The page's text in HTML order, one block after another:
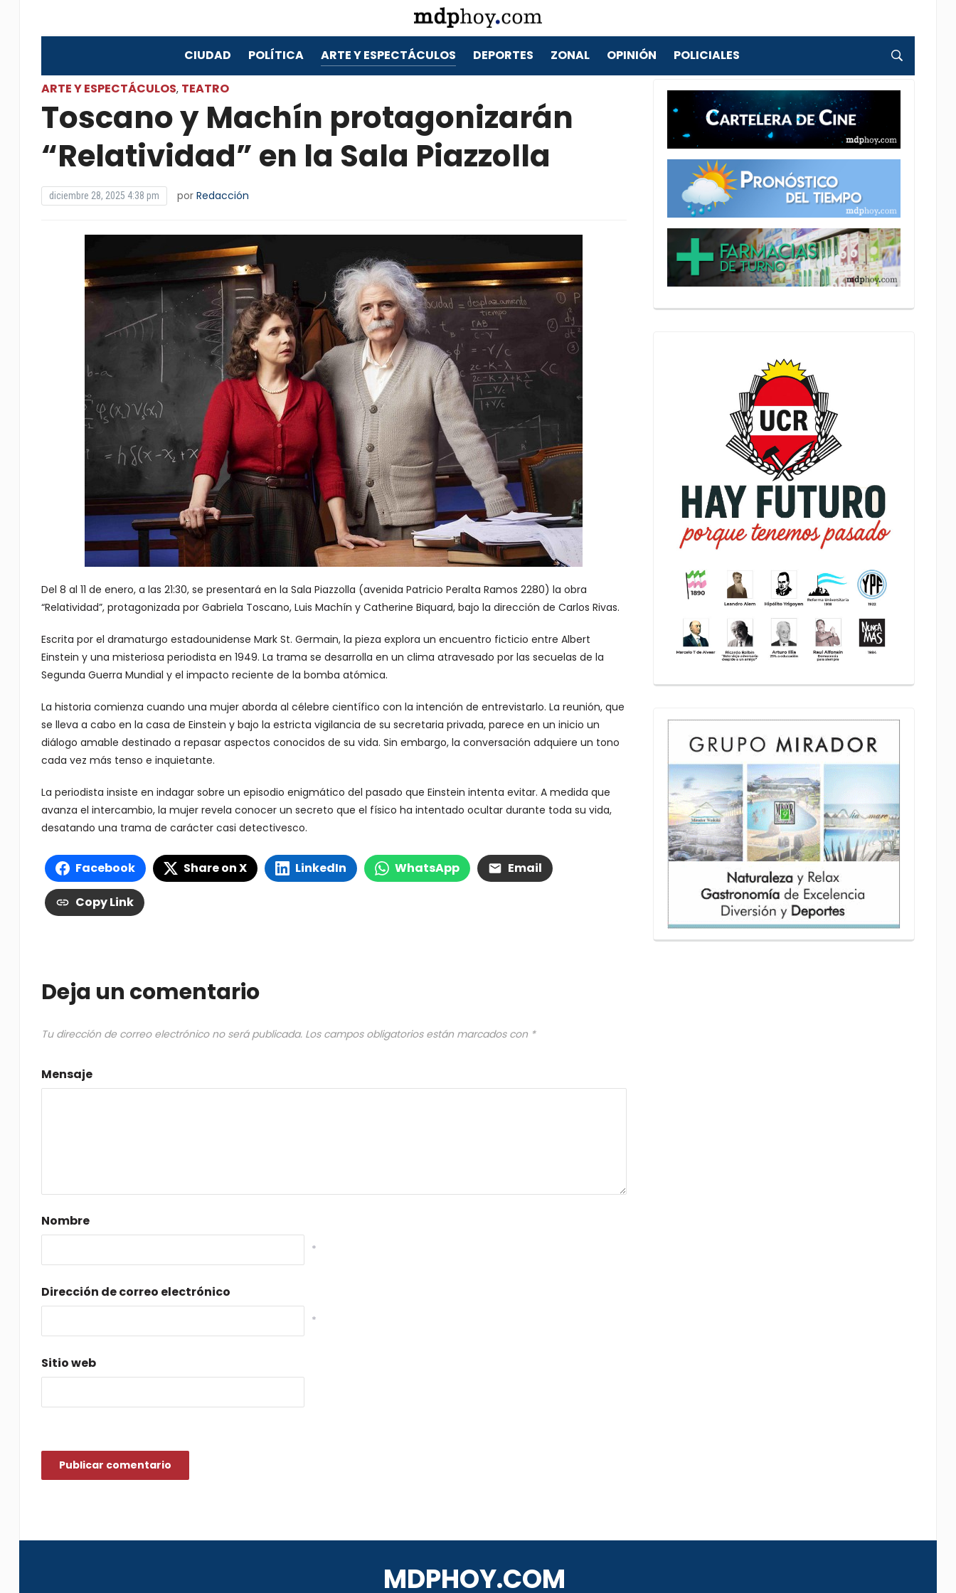
CIUDAD POLÍTICA ARTE Y ESPECTÁCULOS DEPORTES ZONAL OPINIÓN POLICIALES
ARTE Y ESPECTÁCULOS, TEATRO
Toscano y Machín protagonizarán
“Relatividad” en la Sala Piazzolla
diciembre 28, 2025 4:38 pm por Redacción
Del 8 al 11 de enero, a las 21:30, se presentará en la Sala Piazzolla (avenida Patricio Peralta Ramos 2280) la obra
“Relatividad”, protagonizada por Gabriela Toscano, Luis Machín y Catherine Biquard, bajo la dirección de Carlos Rivas.
Escrita por el dramaturgo estadounidense Mark St. Germain, la pieza explora un encuentro ficticio entre Albert
Einstein y una misteriosa periodista en 1949. La trama se desarrolla en un clima atravesado por las secuelas de la
Segunda Guerra Mundial y el impacto reciente de la bomba atómica.
La historia comienza cuando una mujer aborda al célebre científico con la intención de entrevistarlo. La reunión, que
se lleva a cabo en la casa de Einstein y bajo la estricta vigilancia de su secretaria privada, parece en un inicio un
diálogo amable destinado a repasar aspectos conocidos de su vida. Sin embargo, la conversación adquiere un tono
cada vez más tenso e inquietante.
La periodista insiste en indagar sobre un episodio enigmático del pasado que Einstein intenta evitar. A medida que
avanza el intercambio, la mujer revela conocer un secreto que el físico ha intentado ocultar durante toda su vida,
desatando una trama de carácter casi detectivesco.
Facebook Share on X LinkedIn WhatsApp Email
Copy Link
Deja un comentario
Tu dirección de correo electrónico no será publicada. Los campos obligatorios están marcados con *
Mensaje
Nombre
*
Dirección de correo electrónico
*
Sitio web
MDPHOY.COM